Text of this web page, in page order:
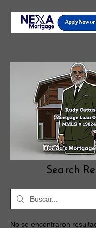
Search
No se encontraron